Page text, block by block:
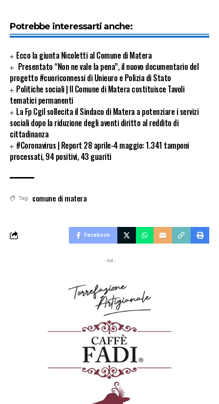
Potrebbe interessarti anche:
Ecco la giunta Nicoletti al Comune di Matera
Presentato “Non ne vale la pena”, il nuovo documentario del
progetto #cuoriconnessi di Unieuro e Polizia di Stato
Politiche sociali | Il Comune di Matera costituisce Tavoli
tematici permanenti
La Fp Cgil sollecita il Sindaco di Matera a potenziare i servizi
sociali dopo la riduzione degli aventi diritto al reddito di
cittadinanza
#Coronavirus | Report 28 aprile-4 maggio: 1.341 tamponi
processati, 94 positivi, 43 guariti
Tag comune di matera
Facebook
- Ad -